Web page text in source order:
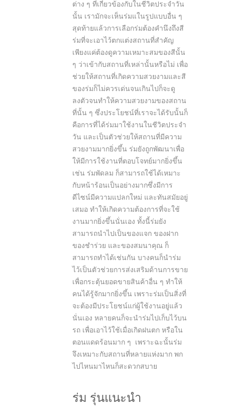
ต่าง ๆ ที่เกี่ยวข้องกับในชีวิตประจำวัน
นั้น เรามักจะเห็นร่มแในรูปแบบอื่น ๆ
สุดท้ายแล้วการเลือกร่มต้องคำนึงถึงสี
ร่มที่จะเอาไว้ตกแต่งสถานที่สำคัญ
เพียงแค่ต้องดูความเหมาะสมของสีนั้น
ๆ ว่าเข้ากับสถานที่เหล่านั้นหรือไม่ เพื่อ
ช่วยให้สถานที่เกิดความสวยงามและสี
ของร่มก็ไม่ควรเด่นจนเกินไปก็จะดู
ลงตัวจนทำให้ความสวยงามของสถาน
ที่นั้น ๆ ซึ่งประโยชน์ที่เราจะได้รับนั้นก็
คือการที่ได้ร่มมาใช้งานในชีวิตประจำ
วัน และเป็นตัวช่วยให้สถานที่มีความ
สวยงามมากยิ่งขึ้น ร่มยังถูกพัฒนาเพื่อ
ให้มีการใช้งานที่ตอบโจทย์มากยิ่งขึ้น
เช่น ร่มพัดลม ก็สามารถใช้ได้เหมาะ
กับหน้าร้อนเป็นอย่างมากซึ่งมีการ
ดีไซน์มีความแปลกใหม่ และทันสมัยอยู่
เสมอ ทำให้เกิดความต้องการที่จะใช้
งานมากยิ่งขึ้นนั่นเอง ทั้งนี้ร่มยัง
สามารถนำไปเป็นของแจก ของฝาก
ของชำร่วย และของสมนาคุณ ก็
สามารถทำได้เช่นกัน บางคนก็นำร่ม
ไว้เป็นตัวช่วยการส่งเสริมด้านการขาย
เพื่อกระตุ้นยอดขายสินค้าอื่น ๆ ทำให้
คนได้รู้จักมากยิ่งขึ้น เพราะร่มเป็นสิ่งที่
จะต้องมีประโยชน์แก่ผู้ใช้งานอยู่แล้ว
นั่นเอง หลายคนก็จะนำร่มไปเก็บไว้บน
รถ เพื่อเอาไว้ใช้เมื่อเกิดฝนตก หรือใน
ตอนแดดร้อนมาก ๆ เพราะฉะนั้นร่ม
จึงเหมาะกับสถานที่หลายแห่งมาก พก
ไปไหนมาไหนก็สะดวกสบาย
ร่ม รุ่นแนะนำ